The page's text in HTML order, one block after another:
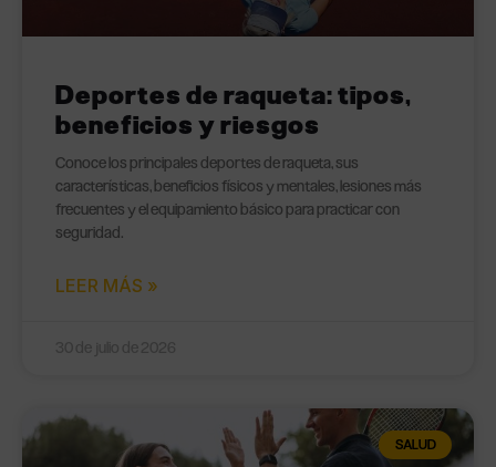
Deportes de raqueta: tipos,
beneficios y riesgos
Conoce los principales deportes de raqueta, sus
características, beneficios físicos y mentales, lesiones más
frecuentes y el equipamiento básico para practicar con
seguridad.
LEER MÁS »
SALUD